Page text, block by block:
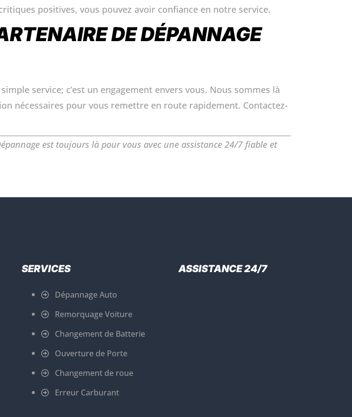
positives, vous pouvez avoir confiance en notre service.
DE DÉPANNAGE
service; c’est un engagement envers vous. Nous sommes là
nécessaires pour vous remettre en route rapidement. Contactez-
est toujours là pour vous avec une assistance 24/7 fiable et
SERVICES
Dépannage Auto
Remorquage Voiture
Changement de Batterie
Ouverture de Porte
Changement de roue
Erreur Carburant
ASSISTANCE 24/7